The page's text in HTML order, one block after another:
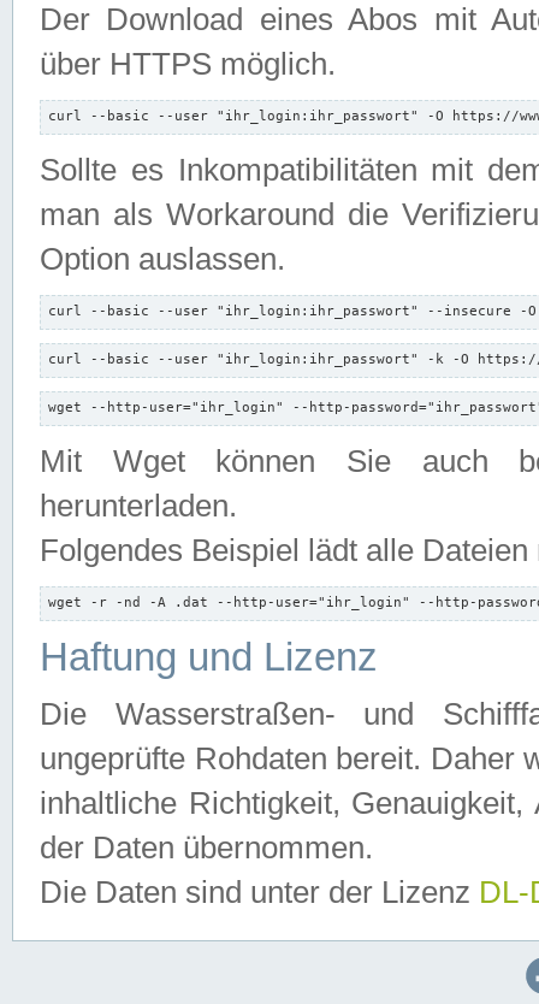
Der Download eines Abos mit
über HTTPS möglich.
curl --basic --user "ihr_login:ihr_passwort" -O https://
Sollte es Inkompatibilitäten mit
man als Workaround die
Option auslassen.
curl --basic --user "ihr_login:ihr_passwort" --insecure -
curl --basic --user "ihr_login:ihr_passwort" -k -O https://
wget --http-user="ihr_login" --http-
Mit Wget können Sie auch
herunterladen.
Folgendes Beispiel lädt alle
wget -r -nd -A .dat --http-user="ihr_login" --http-
Haftung und Lizenz
Die Wasserstraßen- und
ungeprüfte Rohdaten bereit. Daher
inhaltliche Richtigkeit,
der Daten übernommen.
Die Daten sind unter der Lizenz